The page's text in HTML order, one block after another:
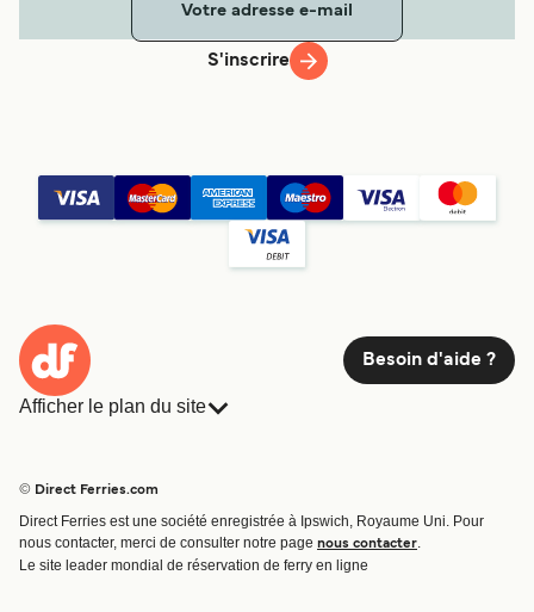
S'inscrire
Besoin d'aide ?
Afficher le plan du site
Traversées et ports
Billet de bateau
© Direct Ferries.com
Direct Ferries est une société enregistrée à Ipswich, Royaume Uni. Pour
nous contacter, merci de consulter notre page nous contacter
Le site leader mondial de réservation de ferry en ligne